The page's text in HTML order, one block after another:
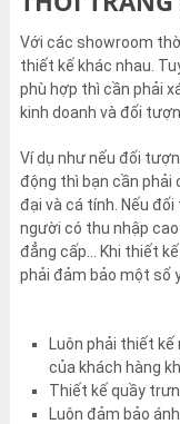
Với các showroom
thiết kế khác nhau.
phù hợp thì cần phải
kinh doanh và đối
Ví dụ như nếu đối
động thì bạn cần phải
đại và cá tính. Nếu
người có thu nhập
đẳng cấp… Khi thiết
phải đảm bảo một số
Luôn phải thiết
của khách hàng
Thiết kế quầy
Luôn đảm bảo